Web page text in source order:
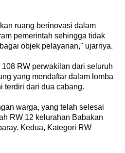
ruang berinovasi dalam
pemerintah sehingga tidak
objek pelayanan," ujarnya.
108 RW perwakilan dari seluruh
yang mendaftar dalam lomba
terdiri dari dua cabang.
warga, yang telah selesai
RW 12 kelurahan Babakan
Kedua, Kategori RW